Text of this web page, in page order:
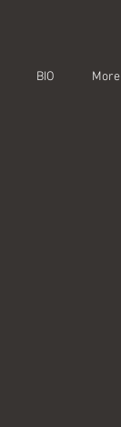
BIO More